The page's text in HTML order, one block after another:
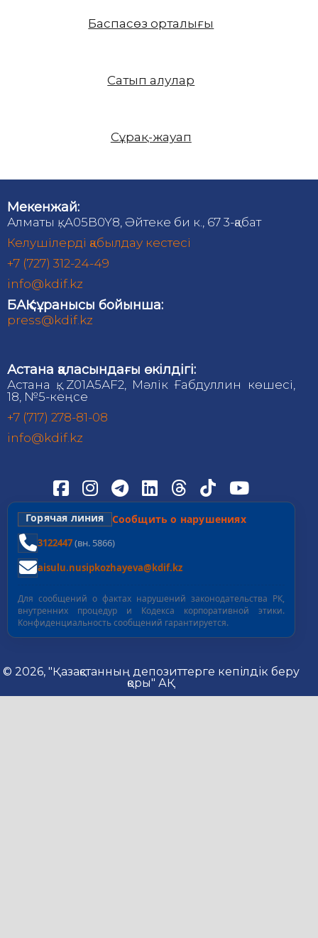
Баспасөз орталығы
Сатып алулар
Сұрақ-жауап
Мекенжай:
Алматы қ., A05B0Y8, Әйтеке би к., 67 3-қабат
Келушілерді қабылдау кестесі
+7 (727) 312-24-49
info@kdif.kz
БАҚ сұранысы бойынша:
press@kdif.kz
Астана қаласындағы өкілдігі:
Астана қ., Z01А5АF2, Мәлік Ғабдуллин көшесі,
18, №5-кеңсе
+7 (717) 278-81-08
info@kdif.kz
Горячая линия Сообщить о нарушениях
3122447(вн. 5866)
aisulu.nusipkozhayeva@kdif.kz
Для сообщений о фактах нарушений законодательства РК,
внутренних процедур и Кодекса корпоративной этики.
Конфиденциальность сообщений гарантируется.
© 2026, "Қазақстанның депозиттерге кепілдік беру
қоры" АҚ